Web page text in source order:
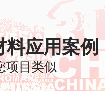
料应用案例
项目类似